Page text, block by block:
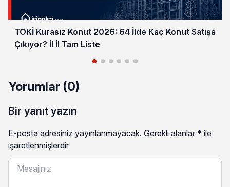
TOKİ Kurasız Konut 2026: 64 İlde Kaç Konut Satışa
Çıkıyor? İl İl Tam Liste
Yorumlar (0)
Bir yanıt yazın
E-posta adresiniz yayınlanmayacak. Gerekli alanlar * ile
işaretlenmişlerdir